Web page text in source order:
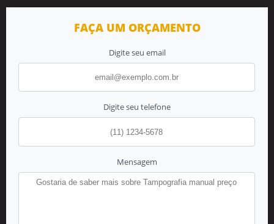
FAÇA UM ORÇAMENTO
Digite seu email
Digite seu telefone
Mensagem